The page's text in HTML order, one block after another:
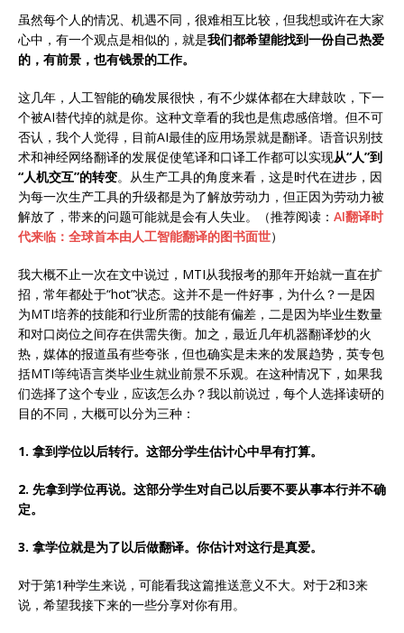
虽然每个人的情况、机遇不同，很难相互比较，但我想或许在大家
心中，有一个观点是相似的，就是我们都希望能找到一份自己热爱
的，有前景，也有钱景的工作。
这几年，人工智能的确发展很快，有不少媒体都在大肆鼓吹，下一
个被AI替代掉的就是你。这种文章看的我也是焦虑感倍增。但不可
否认，我个人觉得，目前AI最佳的应用场景就是翻译。语音识别技
术和神经网络翻译的发展促使笔译和口译工作都可以实现从“人”到
“人机交互”的转变。从生产工具的角度来看，这是时代在进步，因
为每一次生产工具的升级都是为了解放劳动力，但正因为劳动力被
解放了，带来的问题可能就是会有人失业。（推荐阅读： AI翻译时
代来临：全球首本由人工智能翻译的图书面世）
我大概不止一次在文中说过，MTI从我报考的那年开始就一直在扩
招，常年都处于“hot”状态。这并不是一件好事，为什么？一是因
为MTI培养的技能和行业所需的技能有偏差，二是因为毕业生数量
和对口岗位之间存在供需失衡。加之，最近几年机器翻译炒的火
热，媒体的报道虽有些夸张，但也确实是未来的发展趋势，英专包
括MTI等纯语言类毕业生就业前景不乐观。在这种情况下，如果我
们选择了这个专业，应该怎么办？我以前说过，每个人选择读研的
目的不同，大概可以分为三种：
1. 拿到学位以后转行。这部分学生估计心中早有打算。
2. 先拿到学位再说。这部分学生对自己以后要不要从事本行并不确
定。
3. 拿学位就是为了以后做翻译。你估计对这行是真爱。
对于第1种学生来说，可能看我这篇推送意义不大。对于2和3来
说，希望我接下来的一些分享对你有用。